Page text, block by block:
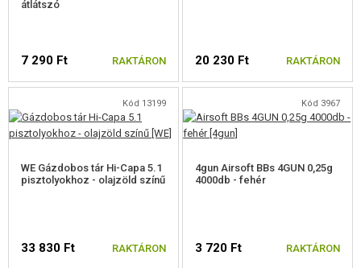
átlátszó
7 290 Ft RAKTÁRON 20 230 Ft RAKTÁRON
Kód 13199
WE Gázdobos tár Hi-Capa 5.1
pisztolyokhoz - olajzöld színű
33 830 Ft RAKTÁRON
Kód 3967
4gun Airsoft BBs 4GUN 0,25g
4000db - fehér
3 720 Ft RAKTÁRON